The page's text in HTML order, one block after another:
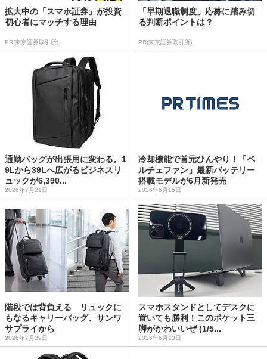
拡大中の「スマホ証券」が投資
初心者にマッチする理由
PR(東京証券取引所)
「早期退職制度」応募に踏み切
る判断ポイントは？
PR(東京証券取引所)
通勤バッグが出張用に変わる。1
9Lから39Lへ広がるビジネスリ
ュックが6,390...
2026年7月21日
冷却機能で首元ひんやり！「ペ
ルチェファン」最新バッテリー
搭載モデルが6月新発売
2026年6月15日
階段では背負える リュックに
もなるキャリーバッグ、サンワ
サプライから
2026年7月29日
スマホスタンドとしてデスクに
置いても勝利！このポケット三
脚がかわいいぜ (1/5...
2026年6月13日